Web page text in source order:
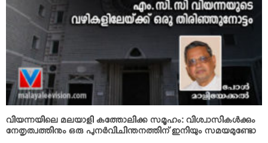
വിയന്നയിലെ മലയാളി കത്തോലിക്ക സമൂഹം: വിശ്വാസികള്‍ക്കും
നേതൃത്വത്തിനും ഒരു പുനര്‍വിചിന്തനത്തിന് ഇനിയും സമയമുണ്ടോ